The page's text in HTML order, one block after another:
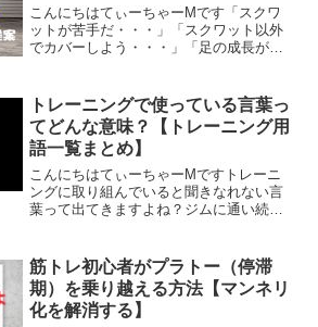
こんにちはてぃーちゃーMです「スクワ
ットが苦手だ・・・」「スクワット以外
でカバーしよう・・・」「足の成長が弱
れ続けていますスクワットですが、基本
は他の部位と同じですなぜ...
トレーニングで使っている言葉っ
てどんな意味？【トレーニング用
語一覧まとめ】
こんにちはてぃーちゃーMですトレーニ
ングに取り組んでいると聞きなれない言
葉って出てきますよね？ジムに通い続け
てきたのでまとめてみました参考になれ
ば幸いですトレーニン...
筋トレ初心者がプラトー（停滞
期）を乗り越える方法【マンネリ
化を解消する】